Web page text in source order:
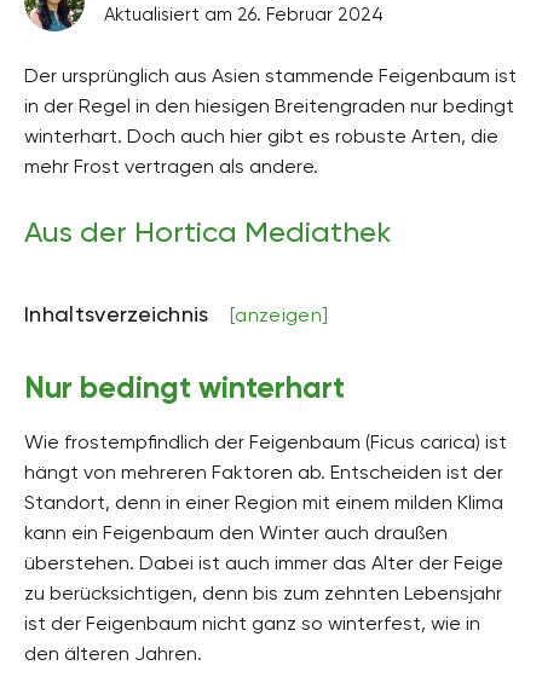
Aktualisiert am 26. Februar 2024
Der ursprünglich aus Asien stammende Feigenbaum ist
in der Regel in den hiesigen Breitengraden nur bedingt
winterhart. Doch auch hier gibt es robuste Arten, die
mehr Frost vertragen als andere.
Aus der Hortica Mediathek
Inhaltsverzeichnis [anzeigen]
Nur bedingt winterhart
Wie frostempfindlich der Feigenbaum (Ficus carica) ist
hängt von mehreren Faktoren ab. Entscheiden ist der
Standort, denn in einer Region mit einem milden Klima
kann ein Feigenbaum den Winter auch draußen
überstehen. Dabei ist auch immer das Alter der Feige
zu berücksichtigen, denn bis zum zehnten Lebensjahr
ist der Feigenbaum nicht ganz so winterfest, wie in
den älteren Jahren.